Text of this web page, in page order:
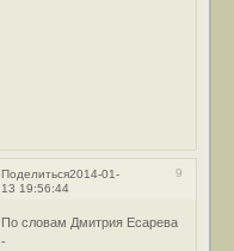
Поделиться 9
2014-01-
13 19:56:44
По словам Дмитрия Есарева
-